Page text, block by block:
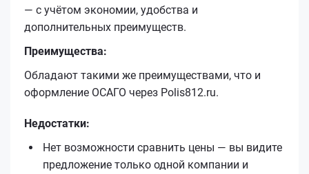
— с учётом экономии, удобства и
дополнительных преимуществ.
Преимущества:
Обладают такими же преимуществами, что и
оформление ОСАГО через Polis812.ru.
Недостатки:
Нет возможности сравнить цены — вы видите
предложение только одной компании и